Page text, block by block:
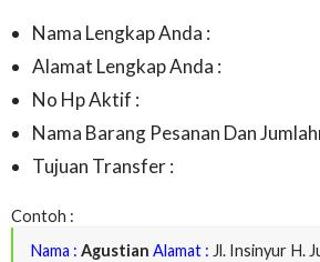
Nama Lengkap Anda :
Alamat Lengkap Anda :
No Hp Aktif :
Nama Barang Pesanan Dan
Tujuan Transfer :
Contoh :
Nama : Agustian Alamat : Jl. Insinyur H.